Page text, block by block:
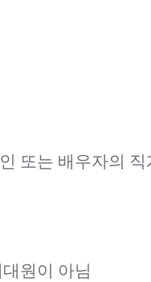
또는 배우자의
원이 아님